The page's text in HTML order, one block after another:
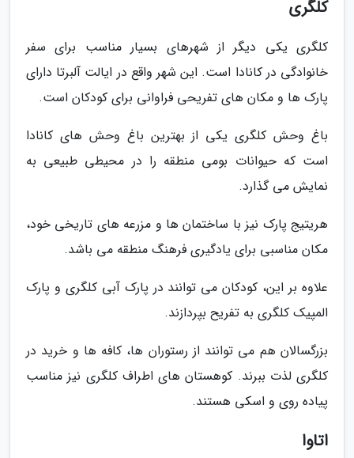
کلگری
کلگری یکی دیگر از شهرهای بسیار مناسب برای سفر
خانوادگی در کانادا است. این شهر واقع در ایالت آلبرتا دارای
پارک ها و مکان های تفریحی فراوانی برای کودکان است.
باغ وحش کلگری یکی از بهترین باغ وحش های کانادا
است که حیوانات بومی منطقه را در محیطی طبیعی به
نمایش می گذارد.
هریتیج پارک نیز با ساختمان ها و مزرعه های تاریخی خود،
مکان مناسبی برای یادگیری فرهنگ منطقه می باشد.
علاوه بر این، کودکان می توانند در پارک آبی کلگری و پارک
المپیک کلگری به تفریح بپردازند.
بزرگسالان هم می توانند از رستوران ها، کافه ها و خرید در
کلگری لذت ببرند. کوهستان های اطراف کلگری نیز مناسب
پیاده روی و اسکی هستند.
اتاوا